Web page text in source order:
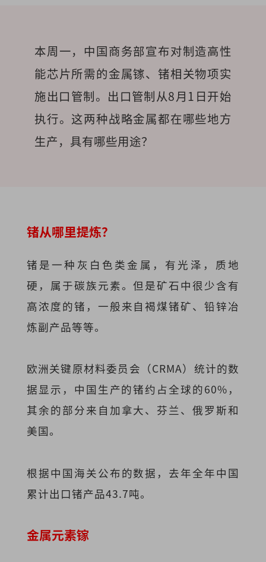
本周一，中国商务部宣布对制造高性
能芯片所需的金属镓、锗相关物项实
施出口管制。出口管制从8月1日开始
执行。这两种战略金属都在哪些地方
生产，具有哪些用途？
锗从哪里提炼？
锗是一种灰白色类金属，有光泽，质地
硬，属于碳族元素。但是矿石中很少含有
高浓度的锗，一般来自褐煤锗矿、铅锌冶
炼副产品等等。
欧洲关键原材料委员会（CRMA）统计的数
据显示，中国生产的锗约占全球的60%，
其余的部分来自加拿大、芬兰、俄罗斯和
美国。
根据中国海关公布的数据，去年全年中国
累计出口锗产品43.7吨。
金属元素镓